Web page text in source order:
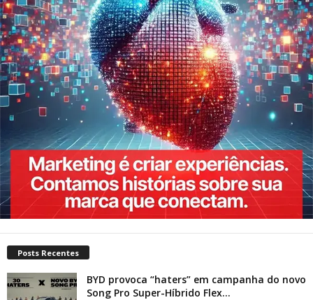
Posts Recentes
BYD provoca “haters” em campanha do novo
Song Pro Super-Híbrido Flex...